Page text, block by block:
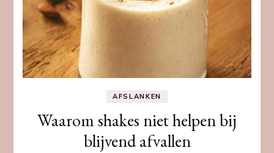
AFSLANKEN
Waarom shakes niet helpen bij
blijvend afvallen